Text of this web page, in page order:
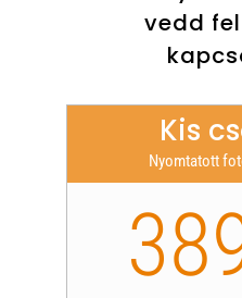
vedd
Kis
Nyomtatott